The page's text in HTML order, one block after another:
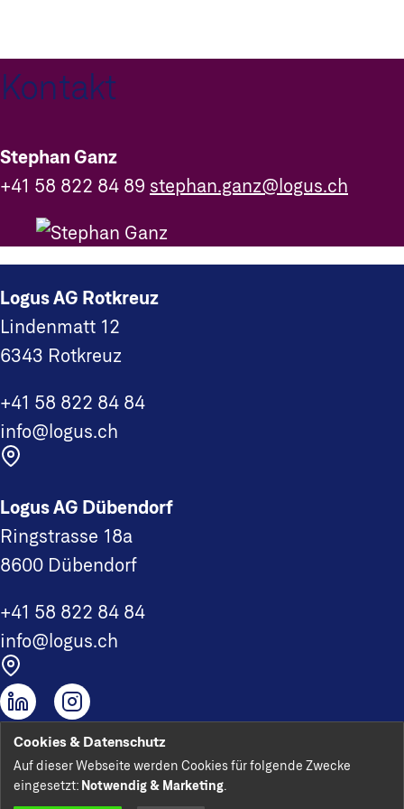
Kontakt
Stephan Ganz
+41 58 822 84 89 stephan.ganz@logus.ch
Logus AG Rotkreuz
Lindenmatt 12
6343 Rotkreuz
+41 58 822 84 84
info@logus.ch
Logus AG Dübendorf
Ringstrasse 18a
8600 Dübendorf
+41 58 822 84 84
info@logus.ch
Logus AG 2026
Impressum
Cookies & Datenschutz
Auf dieser Webseite werden Cookies für folgende Zwecke
eingesetzt: Notwendig & Marketing.